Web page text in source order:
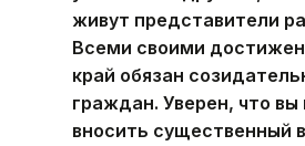
живут представители
Всеми своими
край обязан
граждан. Уверен, что вы
вносить существенный